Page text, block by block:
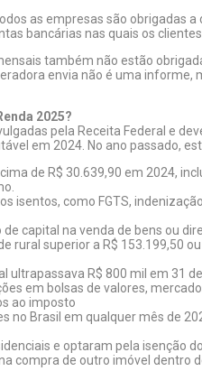
as empresas são obrigadas
bancárias nas quais os
também não estão
envia não é uma
2025?
pela Receita Federal e
em 2024. No ano passado,
de R$ 30.639,90 em 2024,
isentos, como FGTS,
capital na venda de bens ou
rural superior a R$ 153.199,50
ultrapassava R$ 800 mil em 31
em bolsas de valores,
ao imposto
no Brasil em qualquer mês de
e optaram pela isenção
compra de outro imóvel dentro